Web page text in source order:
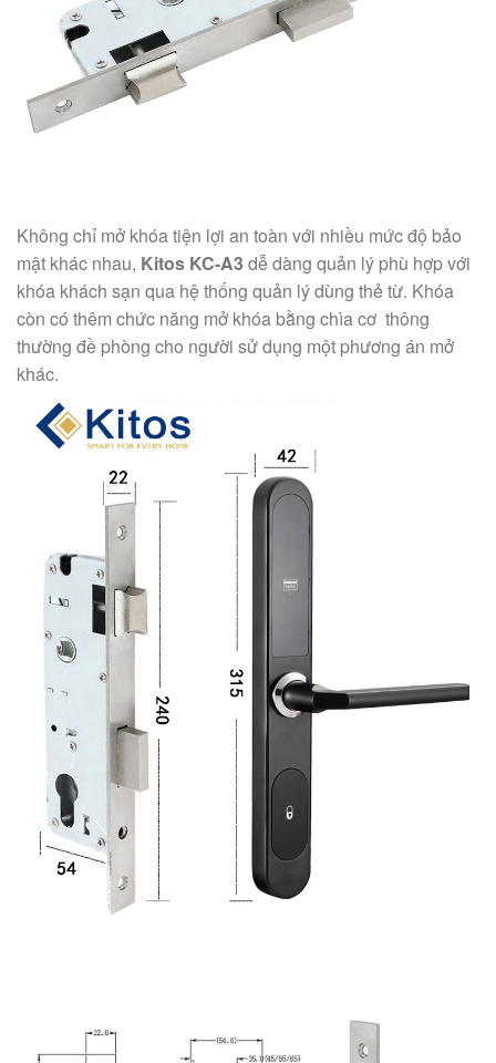
Không chỉ mở khóa tiện lợi an toàn với nhiều mức độ bảo
mật khác nhau, Kitos KC-A3dễ dàng quản lý phù hợp với
khóa khách sạn qua hệ thống quản lý dùng thẻ từ. Khóa
còn có thêm chức năng mở khóa bằng chìa cơ thông
thường đề phòng cho người sử dụng một phương án mở
khác.